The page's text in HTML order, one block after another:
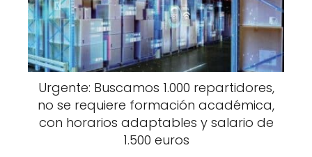
Urgente: Buscamos 1.000 repartidores,
no se requiere formación académica,
con horarios adaptables y salario de
1.500 euros